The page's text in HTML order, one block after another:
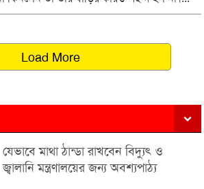
Load More
যেভাবে মাথা ঠান্ডা রাখবেন বিদ্যুৎ ও
জ্বালানি মন্ত্রণালয়ের জন্য অবশ্যপাঠ্য